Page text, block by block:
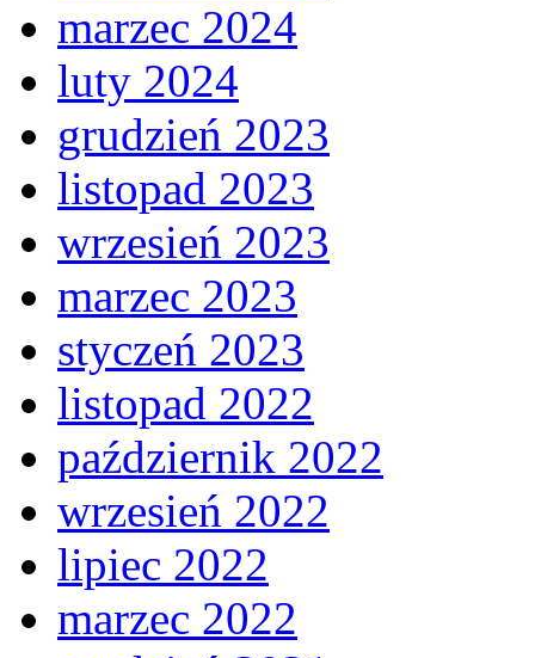
marzec 2024
luty 2024
grudzień 2023
listopad 2023
wrzesień 2023
marzec 2023
styczeń 2023
listopad 2022
październik 2022
wrzesień 2022
lipiec 2022
marzec 2022